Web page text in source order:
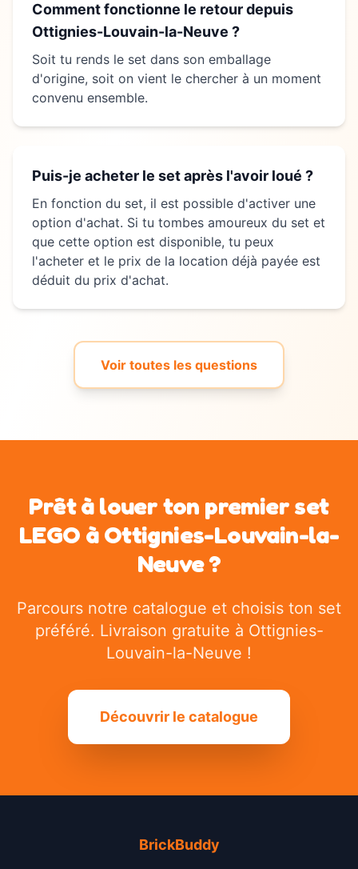
Comment fonctionne le retour depuis
Ottignies-Louvain-la-Neuve ?
Soit tu rends le set dans son emballage
d'origine, soit on vient le chercher à un moment
convenu ensemble.
Puis-je acheter le set après l'avoir loué ?
En fonction du set, il est possible d'activer une
option d'achat. Si tu tombes amoureux du set et
que cette option est disponible, tu peux
l'acheter et le prix de la location déjà payée est
déduit du prix d'achat.
Voir toutes les questions
Prêt à louer ton premier set
LEGO àOttignies-Louvain-la-
Neuve?
Parcours notre catalogue et choisis ton set
préféré. Livraison gratuite à Ottignies-
Louvain-la-Neuve !
Découvrir le catalogue
BrickBuddy